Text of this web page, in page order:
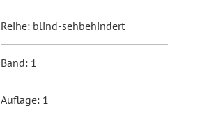
Reihe: blind-sehbehindert
Band: 1
Auflage: 1